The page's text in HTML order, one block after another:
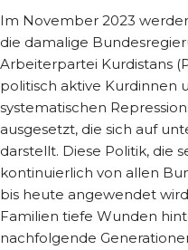
Im November 2023
die damalige
Arbeiterpartei Kurdistans
politisch aktive Kurdinnen
systematischen
ausgesetzt, die sich auf
darstellt. Diese Politik, die
kontinuierlich von allen
bis heute angewendet
Familien tiefe Wunden
nachfolgende